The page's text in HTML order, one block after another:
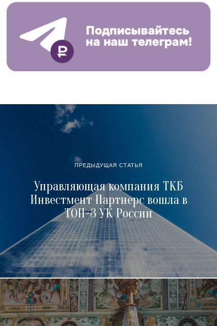
ПРЕДЫДУЩАЯ СТАТЬЯ
Управляющая компания ТКБ
Инвестмент Партнерс вошла в
ТОП-3 УК России